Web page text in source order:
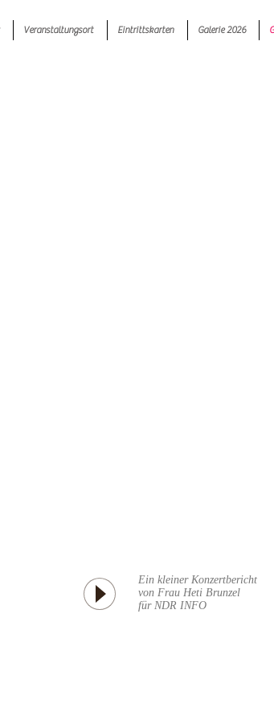
Veranstaltungsort Eintrittskarten Galerie 2026
Ein kleiner Konzertbericht
von Frau Heti Brunzel
für NDR INFO